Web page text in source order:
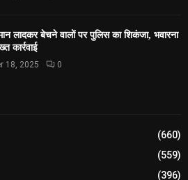
लादकर बेचने वालों पर पुलिस का शिकंजा, भवारना
कार्रवाई
18, 2025 0
(660)
(559)
(396)